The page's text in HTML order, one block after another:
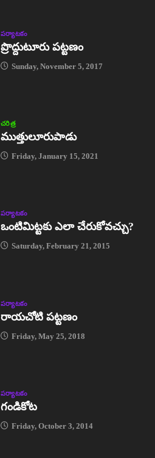
పర్యాటకం
ప్రొద్దుటూరు పట్టణం
Sunday, November 5, 2017
చరిత్ర
ముత్తులూరుపాడు
Friday, January 15, 2021
పర్యాటకం
ఒంటిమిట్టకు ఎలా చేరుకోవచ్చు?
Saturday, February 21, 2015
పర్యాటకం
రాయచోటి పట్టణం
Friday, May 25, 2018
పర్యాటకం
గండికోట
Friday, October 3, 2014